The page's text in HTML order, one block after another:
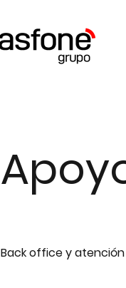
Back office y